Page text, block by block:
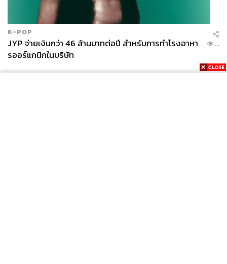
K-POP
JYP จ่ายเงินกว่า 46 ล้านบาทต่อปี สำหรับการทำโรงอาหา
รออร์แกนิกในบริษัท
...